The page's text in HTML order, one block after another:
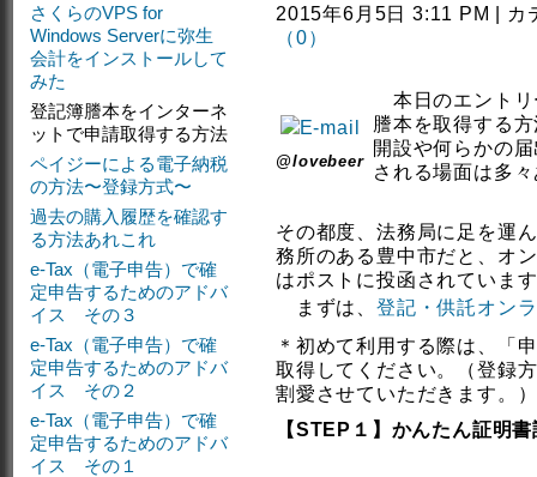
2015年6月5日 3:11 PM | カ
（0）
@lovebeer
本日のエントリ
謄本を取得する
開設や何らかの
される場面は多
その都度、法務局に足を運
務所のある豊中市だと、オ
はポストに投函されていま
まずは、 登記・供託オン
＊初めて利用する際は、「
取得してください。（登録
割愛させていただきます。）
【STEP１】かんたん証明
さくらのVPS for
Windows Serverに弥生
会計をインストールして
みた
登記簿謄本をインターネ
ットで申請取得する方法
ペイジーによる電子納税
の方法〜登録方式〜
過去の購入履歴を確認す
る方法あれこれ
e-Tax（電子申告）で確
定申告するためのアドバ
イス その３
e-Tax（電子申告）で確
定申告するためのアドバ
イス その２
e-Tax（電子申告）で確
定申告するためのアドバ
イス その１